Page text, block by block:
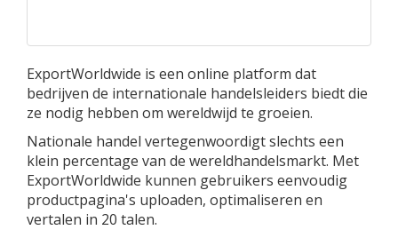
ExportWorldwide is een online platform dat
bedrijven de internationale handelsleiders biedt die
ze nodig hebben om wereldwijd te groeien.
Nationale handel vertegenwoordigt slechts een
klein percentage van de wereldhandelsmarkt. Met
ExportWorldwide kunnen gebruikers eenvoudig
productpagina's uploaden, optimaliseren en
vertalen in 20 talen.